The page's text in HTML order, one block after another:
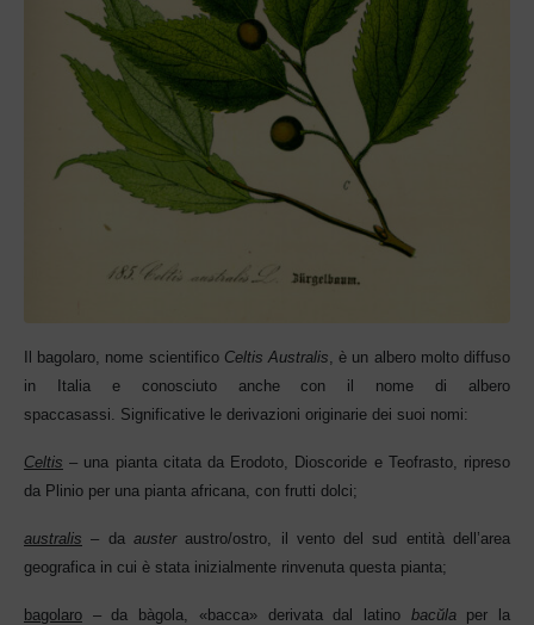
Il bagolaro, nome scientifico Celtis Australis , è un albero molto diffuso
in Italia e conosciuto anche con il nome di albero
spaccasassi. Significative le derivazioni originarie dei suoi nomi:
Celtis – una pianta citata da Erodoto, Dioscoride e Teofrasto, ripreso
da Plinio per una pianta africana, con frutti dolci;
australis – da austeraustro/ostro, il vento del sud entità dell’area
geografica in cui è stata inizialmente rinvenuta questa pianta;
bagolaro – da bàgola, «bacca» derivata dal latino bacŭla per la